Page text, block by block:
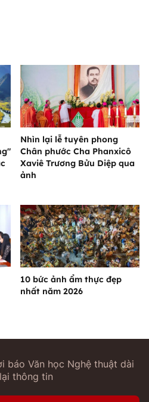
Nhìn lại lễ tuyên phong
Chân phước Cha Phanxicô
Xaviê Trương Bửu Diệp qua
ảnh
10 bức ảnh ẩm thực đẹp
nhất năm 2026
báo Văn học Nghệ thuật dài
thông tin